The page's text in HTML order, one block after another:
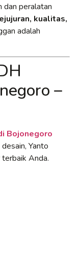
dan peralatan
kualitas,
adalah
–
Bojonegoro
Yanto
Anda.